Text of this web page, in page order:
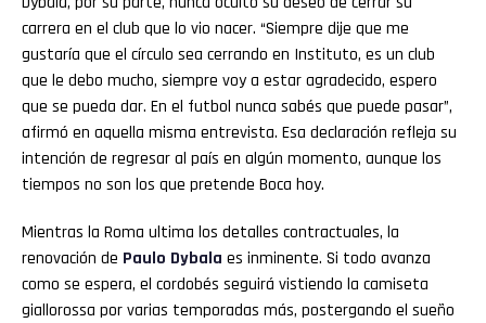
carrera en el club que lo vio nacer. “Siempre dije que me
gustaría que el círculo sea cerrando en Instituto, es un club
que le debo mucho, siempre voy a estar agradecido, espero
que se pueda dar. En el futbol nunca sabés que puede pasar”,
afirmó en aquella misma entrevista. Esa declaración refleja su
intención de regresar al país en algún momento, aunque los
tiempos no son los que pretende Boca hoy.
Mientras la Roma ultima los detalles contractuales, la
renovación de Paulo Dybala es inminente. Si todo avanza
como se espera, el cordobés seguirá vistiendo la camiseta
giallorossa por varias temporadas más, postergando el sueño